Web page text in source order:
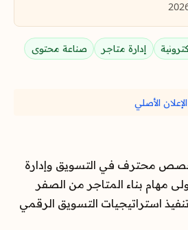
إدارة متاجر
صناعة محتوى
الأصلي
محترف في التسويق وإدارة
مهام بناء المتاجر من الصفر
تنفيذ استراتيجيات التسويق الرقمي